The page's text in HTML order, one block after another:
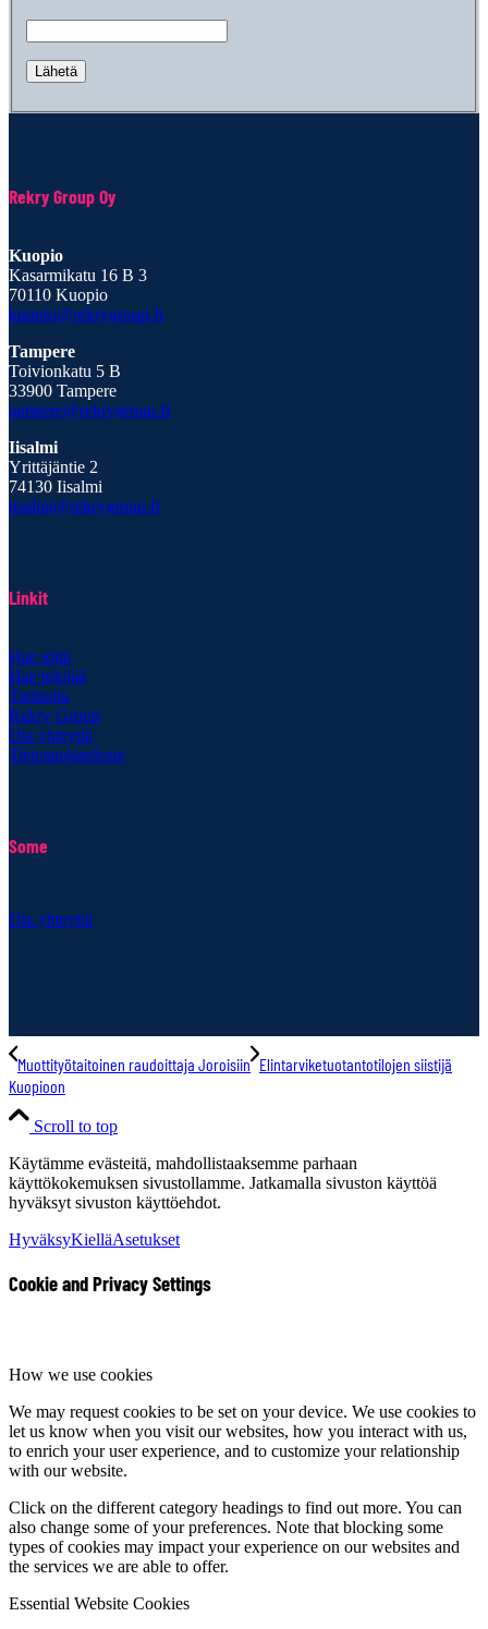
Rekry Group Oy
Kuopio
Kasarmikatu 16 B 3
70110 Kuopio
kuopio@rekrygroup.fi
Tampere
Toivionkatu 5 B
33900 Tampere
tampere@rekrygroup.fi
Iisalmi
Yrittäjäntie 2
74130 Iisalmi
iisalmi@rekrygroup.fi
Linkit
Hae töitä
Hae tekijää
Tarinoita
Rekry Group
Ota yhteyttä
Tietosuojaseloste
Some
Ota yhteyttä
Muottityötaitoinen raudoittaja Joroisiin Elintarviketuotantotilojen siistijä
Kuopioon
Scroll to top
Käytämme evästeitä, mahdollistaaksemme parhaan
käyttökokemuksen sivustollamme. Jatkamalla sivuston käyttöä
hyväksyt sivuston käyttöehdot.
HyväksyKielläAsetukset
Cookie and Privacy Settings
How we use cookies
We may request cookies to be set on your device. We use cookies to
let us know when you visit our websites, how you interact with us,
to enrich your user experience, and to customize your relationship
with our website.
Click on the different category headings to find out more. You can
also change some of your preferences. Note that blocking some
types of cookies may impact your experience on our websites and
the services we are able to offer.
Essential Website Cookies